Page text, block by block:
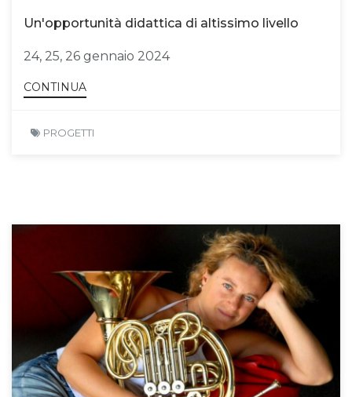
Un'opportunità didattica di altissimo livello
24, 25, 26 gennaio 2024
CONTINUA
PROGETTI